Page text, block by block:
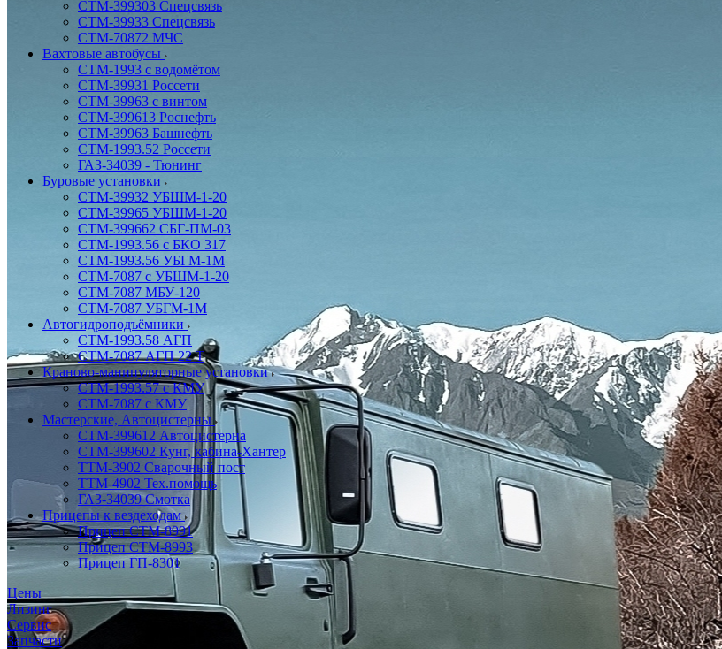
СТМ-399303 Спецсвязь
СТМ-39933 Спецсвязь
СТМ-70872 МЧС
Вахтовые автобусы
СТМ-1993 с водомётом
СТМ-39931 Россети
СТМ-39963 с винтом
СТМ-399613 Роснефть
СТМ-39963 Башнефть
СТМ-1993.52 Россети
ГАЗ-34039 - Тюнинг
Буровые установки
СТМ-39932 УБШМ-1-20
СТМ-39965 УБШМ-1-20
СТМ-399662 СБГ-ПМ-03
СТМ-1993.56 с БКО 317
СТМ-1993.56 УБГМ-1М
СТМ-7087 с УБШМ-1-20
СТМ-7087 МБУ-120
СТМ-7087 УБГМ-1М
Автогидроподъёмники
СТМ-1993.58 АГП
СТМ-7087 АГП 22 Т
Краново-манипуляторные установки
CTM-1993.57 с КМУ
СТМ-7087 с КМУ
Мастерские, Автоцистерны
СТМ-399612 Автоцистерна
СТМ-399602 Кунг, кабина-Хантер
ТТМ-3902 Сварочный пост
ТТМ-4902 Тех.помощь
ГАЗ-34039 Смотка
Прицепы к вездеходам
Прицеп СТМ-8991
Прицеп СТМ-8993
Прицеп ГП-8301
Цены
Лизинг
Сервис
Запчасти